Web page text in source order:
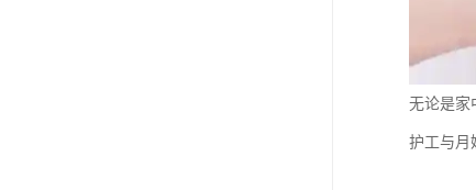
无论是家
护工与月